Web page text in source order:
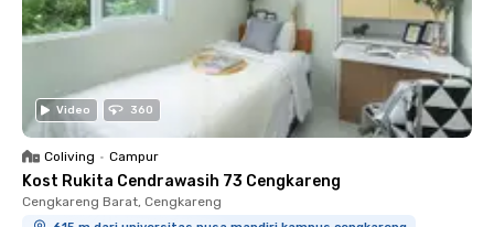
Video 360
Coliving • Campur
Kost Rukita Cendrawasih 73 Cengkareng
Cengkareng Barat, Cengkareng